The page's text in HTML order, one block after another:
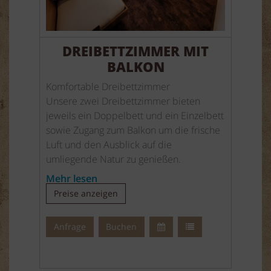
DREIBETTZIMMER MIT
BALKON
Komfortable Dreibettzimmer
Unsere zwei Dreibettzimmer bieten
jeweils ein Doppelbett und ein Einzelbett
sowie Zugang zum Balkon um die frische
Luft und den Ausblick auf die
umliegende Natur zu genießen.
Jedes Zimmer verfügt über ein separates
Badezimmer mit Dusche, WC,
Waschbecken und Haartrockner.
Mehr lesen
Preise anzeigen
Anfrage Buchen